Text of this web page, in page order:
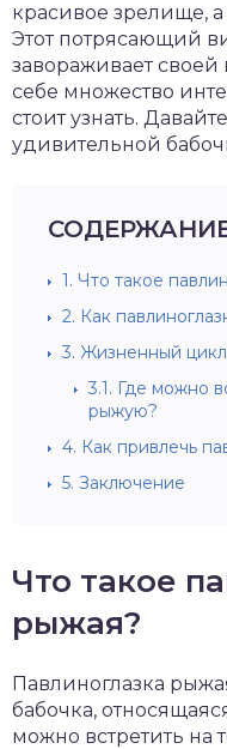
красивое зрелище,
Этот потрясающий
завораживает
себе множество
стоит узнать.
удивительной
1. Что такое
2. Как
3. Жизненный
3.1. Где можно
рыжую?
4. Как привлечь
5. Заключение
Что такое
рыжая?
Павлиноглазка
бабочка,
можно встретить на